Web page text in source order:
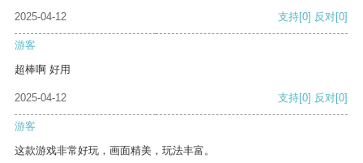
2025-04-12 支持[0] 反对[0]
游客
超棒啊 好用
2025-04-12 支持[0] 反对[0]
游客
这款游戏非常好玩，画面精美，玩法丰富。